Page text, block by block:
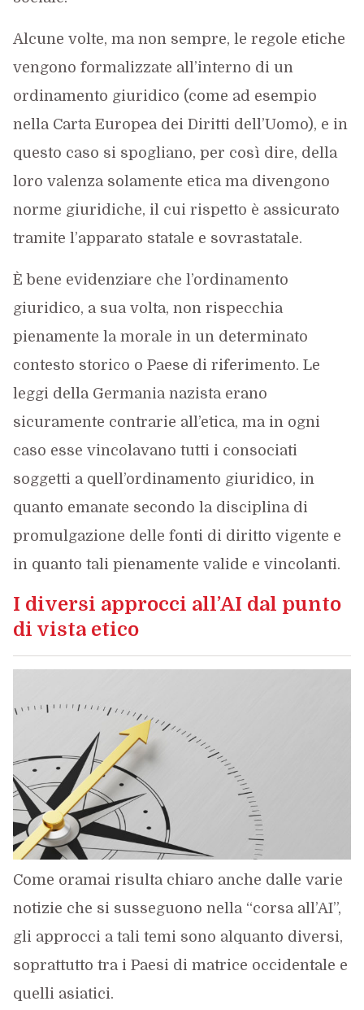
Alcune volte, ma non sempre, le regole etiche
vengono formalizzate all’interno di un
ordinamento giuridico (come ad esempio
nella Carta Europea dei Diritti dell’Uomo), e in
questo caso si spogliano, per così dire, della
loro valenza solamente etica ma divengono
norme giuridiche, il cui rispetto è assicurato
tramite l’apparato statale e sovrastatale.
È bene evidenziare che l’ordinamento
giuridico, a sua volta, non rispecchia
pienamente la morale in un determinato
contesto storico o Paese di riferimento. Le
leggi della Germania nazista erano
sicuramente contrarie all’etica, ma in ogni
caso esse vincolavano tutti i consociati
soggetti a quell’ordinamento giuridico, in
quanto emanate secondo la disciplina di
promulgazione delle fonti di diritto vigente e
in quanto tali pienamente valide e vincolanti.
I diversi approcci all’AI dal punto
di vista etico
Come oramai risulta chiaro anche dalle varie
notizie che si susseguono nella “corsa all’AI”,
gli approcci a tali temi sono alquanto diversi,
soprattutto tra i Paesi di matrice occidentale e
quelli asiatici.